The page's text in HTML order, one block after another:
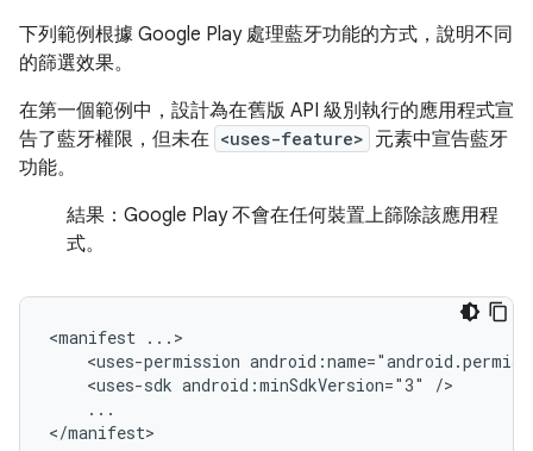
下列範例根據 Google Play 處理藍牙功能的方式，說明不同
的篩選效果。
在第一個範例中，設計為在舊版 API 級別執行的應用程式宣
告了藍牙權限，但未在 <uses-feature> 元素中宣告藍牙
功能。
結果： Google Play 不會在任何裝置上篩除該應用程
式。
<manifest
<uses-permission
<uses-sdk android:minSdkVersion="3"
...
</manifest>